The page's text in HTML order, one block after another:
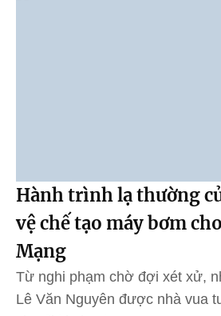
Hành trình lạ thường
vệ chế tạo máy bơm
Mạng
Từ nghi phạm chờ đợi xét xử,
Lê Văn Nguyên được nhà vua